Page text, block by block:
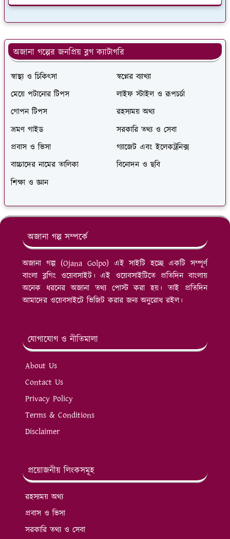
অজানা গল্পের জনপ্রিয় ব্লগ ক্যাটাগরি
স্বাস্থ্য ও চিকিৎসা
স্বপ্নের ব্যাখ্যা
মেয়ে পটানোর টিপস
লাইফ স্টাইল ও রূপচর্চা
গোপন টিপস
রহস্যময় অথ্য
ভ্রমণ গাইড
সরকারি তথ্য ও সেবা
প্রবাস ও ভিসা
গ্যাজেট এবং ইলেকট্রনিক্স
বাচ্চাদের নামের তালিকা
বিনোদন ও ছবি
শিক্ষা ও জ্ঞান
অজানা গল্প সম্পর্কে
অজানা গল্প (Ojana Golpo) এই সাইটি হচ্ছে একটি সম্পূর্ণ
বাংলা ব্লগিং ওয়েবসাইট। এই ওয়েবসাইটিতে প্রতিদিন বাংলায়
অনেক ধরনের অজানা তথ্য পোস্ট করা হয়। তাই প্রতিদিন
আমাদের ওয়েবসাইটে ভিজিট করার জন্য অনুরোধ রইল।
যোগাযোগ ও নীতিমালা
About Us
Contact Us
Privacy Policy
Terms & Conditions
Disclaimer
প্রয়োজনীয় লিংকসমূহ
রহস্যময় অথ্য
প্রবাস ও ভিসা
সরকারি তথ্য ও সেবা